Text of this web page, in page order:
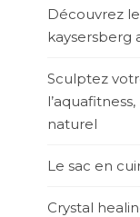
Découvrez
kaysersberg
Sculptez
naturel
Le sac en
Crystal